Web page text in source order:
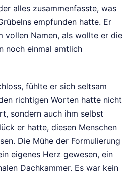
alles zusammenfasste, was
empfunden hatte. Er
vollen Namen, als wollte er die
noch einmal amtlich
fühlte er sich seltsam
richtigen Worten hatte nicht
sondern auch ihm selbst
er hatte, diesen Menschen
Die Mühe der Formulierung
eigenes Herz gewesen, ein
Dachkammer. Es war kein